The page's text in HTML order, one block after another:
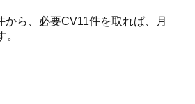
から、必要CV11件を取れば、月
。